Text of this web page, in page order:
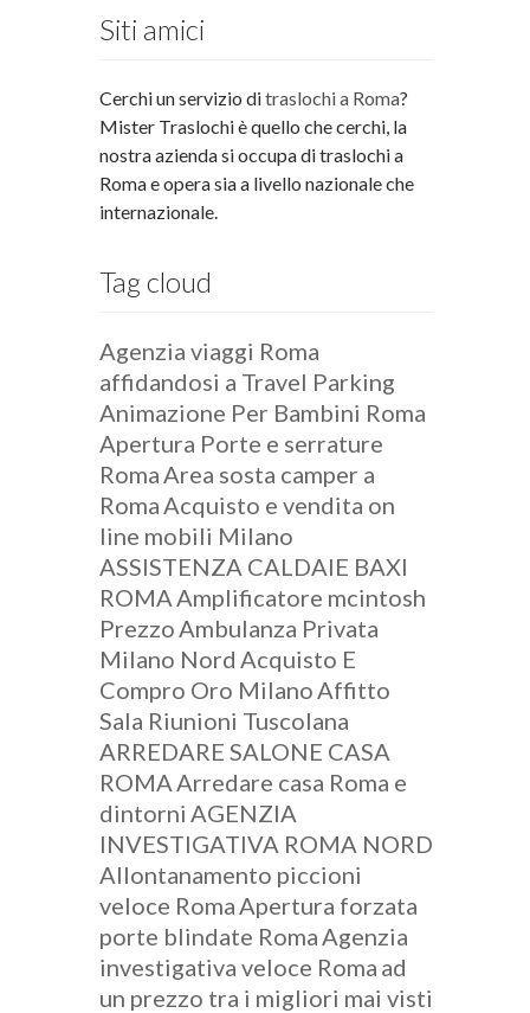
Siti amici
Cerchi un servizio ditraslochi a Roma?
Mister Traslochi è quello che cerchi, la
nostra azienda si occupa di traslochi a
Roma e opera sia a livello nazionale che
internazionale.
Tag cloud
Agenzia viaggi Roma
affidandosi a Travel Parking
Animazione Per Bambini Roma
Apertura Porte e serrature
RomaArea sosta camper a
RomaAcquisto e vendita on
line mobili Milano
ASSISTENZA CALDAIE BAXI
ROMAAmplificatore mcintosh
PrezzoAmbulanza Privata
Milano Nord Acquisto E
Compro Oro MilanoAffitto
Sala Riunioni Tuscolana
ARREDARE SALONE CASA
ROMAArredare casa Roma e
dintorni AGENZIA
INVESTIGATIVA ROMA NORD
Allontanamento piccioni
veloce RomaApertura forzata
porte blindate RomaAgenzia
investigativa veloce Roma ad
un prezzo tra i migliori mai visti